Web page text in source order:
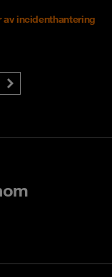
incidenthantering